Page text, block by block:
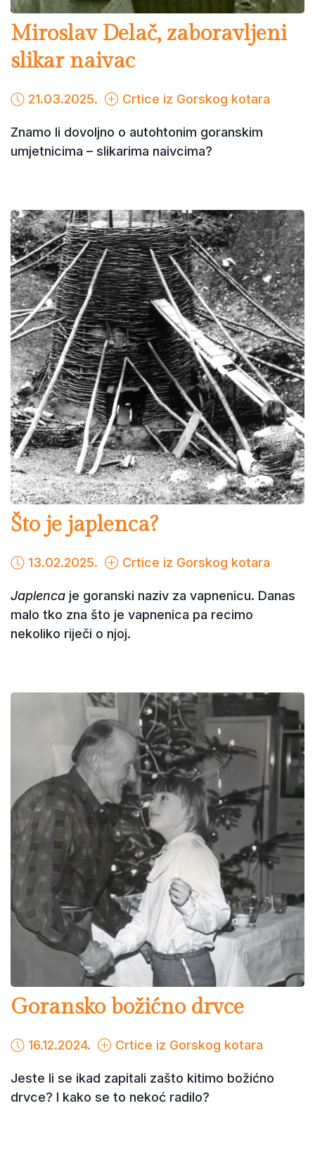
Miroslav Delač, zaboravljeni
slikar naivac
21.03.2025. Crtice iz Gorskog kotara
Znamo li dovoljno o autohtonim goranskim
umjetnicima – slikarima naivcima?
Što je japlenca?
13.02.2025. Crtice iz Gorskog kotara
Japlenca je goranski naziv za vapnenicu. Danas
malo tko zna što je vapnenica pa recimo
nekoliko riječi o njoj.
Goransko božićno drvce
16.12.2024. Crtice iz Gorskog kotara
Jeste li se ikad zapitali zašto kitimo božićno
drvce? I kako se to nekoć radilo?